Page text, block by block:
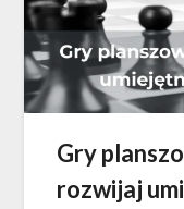
Gry
rozwijaj